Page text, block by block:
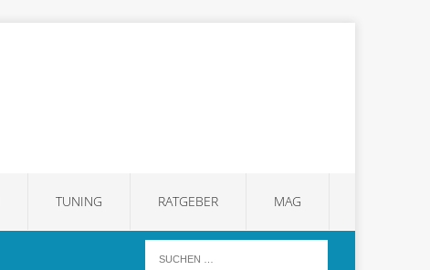
TUNING RATGEBER MAG